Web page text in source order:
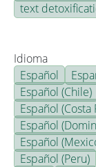
text
Idioma
Español
Español (Chile)
Español (Costa
Español
Español
Español (Peru)